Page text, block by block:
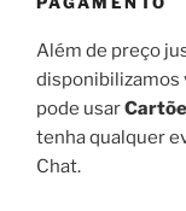
Além de preço
disponibilizamos
pode usar
tenha qualquer
Chat.